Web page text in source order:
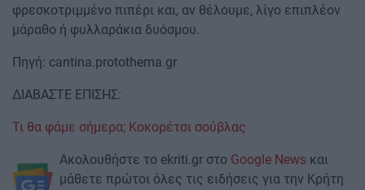
φρεσκοτριμμένο πιπέρι και, αν θέλουμε, λίγο επιπλέον
μάραθο ή φυλλαράκια δυόσμου.
Πηγή: cantina.protothema.gr
ΔΙΑΒΑΣΤΕ ΕΠΙΣΗΣ:
Τι θα φάμε σήμερα; Κοκορέτσι σούβλας
Ακολουθήστε το ekriti.gr στο Google News και
μάθετε πρώτοι όλες τις ειδήσεις για την Κρήτη